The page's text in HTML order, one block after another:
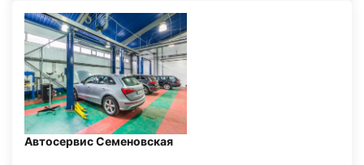
Автосервис Семеновская